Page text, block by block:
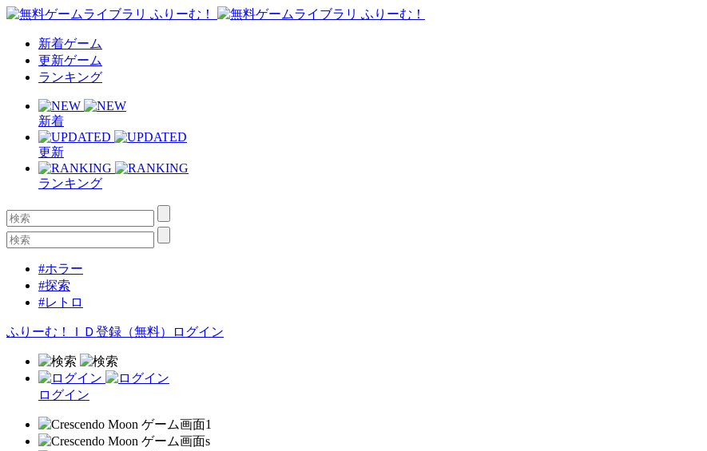
新着ゲーム
更新ゲーム
ランキング
新着
更新
ランキング
#ホラー
#探索
#レトロ
ふりーむ！ＩＤ登録（無料） ログイン
ログイン